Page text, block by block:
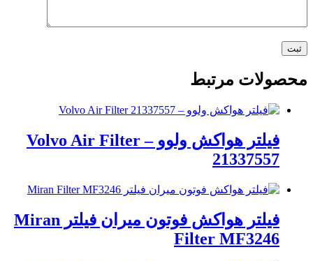
محصولات مرتبط
فیلتر هواکش ولوو – Volvo Air Filter
21337557
فیلتر هواکش فوتون میران فیلتر Miran
Filter MF3246